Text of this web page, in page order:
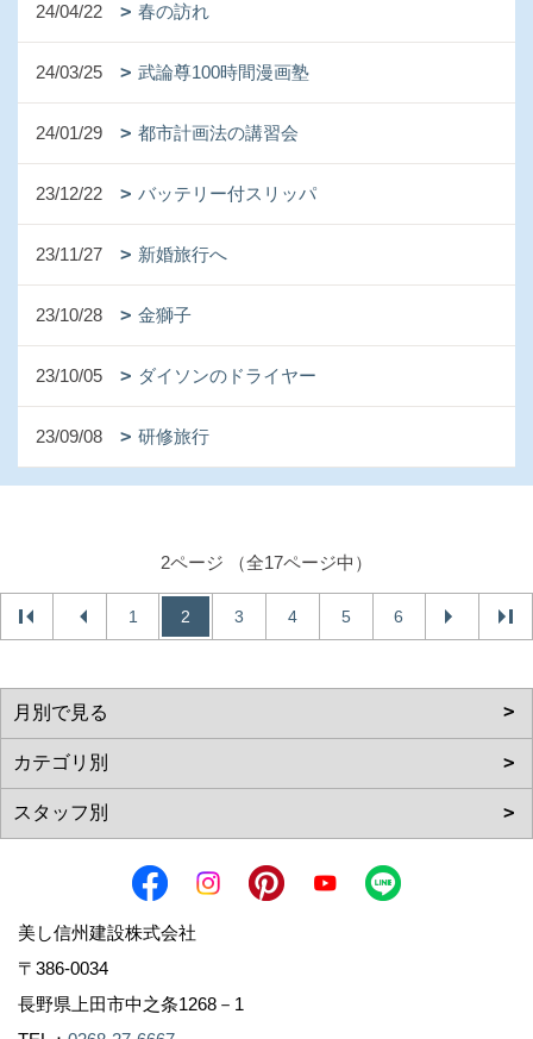
24/04/22 春の訪れ
24/03/25 武論尊100時間漫画塾
24/01/29 都市計画法の講習会
23/12/22 バッテリー付スリッパ
23/11/27 新婚旅行へ
23/10/28 金獅子
23/10/05 ダイソンのドライヤー
23/09/08 研修旅行
2ページ （全17ページ中）
1 2 3 4 5 6
美し信州建設株式会社
〒386-0034
長野県上田市中之条1268－1